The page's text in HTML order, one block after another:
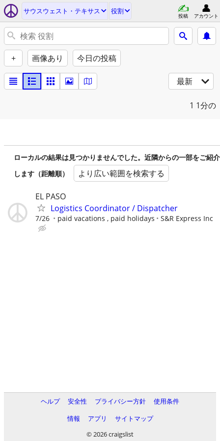
サウスウェスト・テキサス 役割
投稿 アカウント
+ 画像あり 今日の投稿
最新
1 1分の
ローカルの結果は見つかりませんでした。近隣からの一部をご紹介
します（距離順）
より広い範囲を検索する
EL PASO
Logistics Coordinator / Dispatcher
7/26 paid vacations , paid holidays S&R Express Inc
ヘルプ 安全性 プライバシー方針
使用条件
情報
アプリ
サイトマップ
© 2026 craigslist